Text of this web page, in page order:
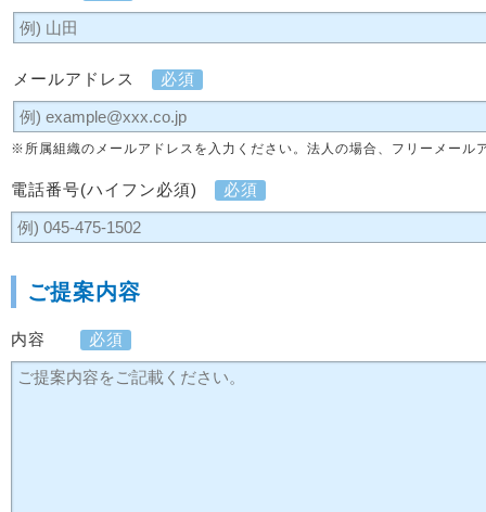
メールアドレス 必須
※所属組織のメールアドレスを入力ください。法人の場合、フリーメール
電話番号(ハイフン必須) 必須
ご提案内容
内容 必須